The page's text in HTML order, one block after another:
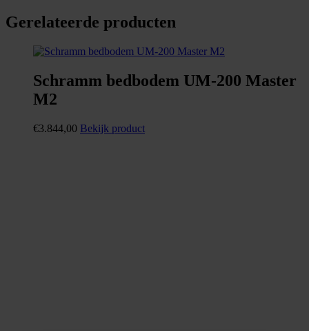
Gerelateerde producten
Schramm bedbodem UM-200 Master
M2
€3.844,00 Bekijk product